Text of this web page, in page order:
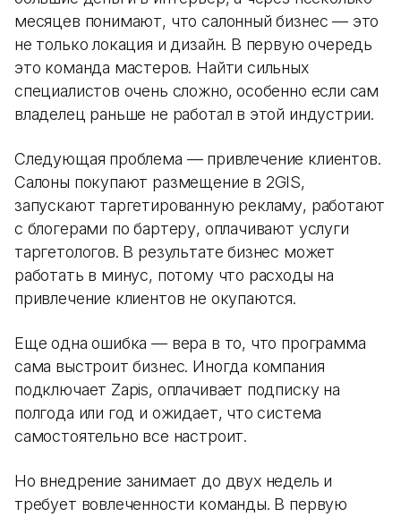
месяцев понимают, что салонный бизнес — это
не только локация и дизайн. В первую очередь
это команда мастеров. Найти сильных
специалистов очень сложно, особенно если сам
владелец раньше не работал в этой индустрии.
Следующая проблема — привлечение клиентов.
Салоны покупают размещение в 2GIS,
запускают таргетированную рекламу, работают
с блогерами по бартеру, оплачивают услуги
таргетологов. В результате бизнес может
работать в минус, потому что расходы на
привлечение клиентов не окупаются.
Еще одна ошибка — вера в то, что программа
сама выстроит бизнес. Иногда компания
подключает Zapis, оплачивает подписку на
полгода или год и ожидает, что система
самостоятельно все настроит.
Но внедрение занимает до двух недель и
требует вовлеченности команды. В первую